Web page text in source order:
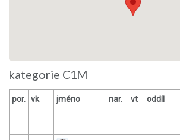
kategorie C1M
por. vk jméno nar. vt oddíl